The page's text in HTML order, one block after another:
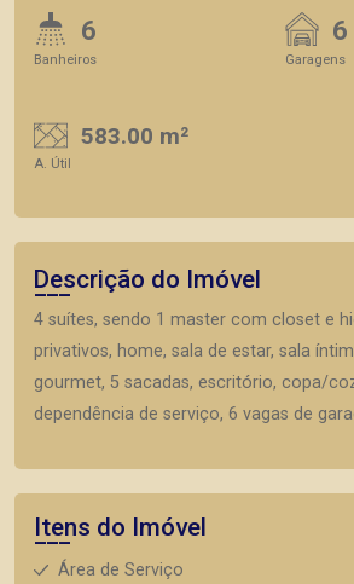
6
Banheiros
6
Garagens
583.00 m²
A. Útil
Descrição do Imóvel
4 suítes, sendo 1 master com closet e
privativos, home, sala de estar, sala
gourmet, 5 sacadas, escritório, copa/
dependência de serviço, 6 vagas de
Itens do Imóvel
Área de Serviço